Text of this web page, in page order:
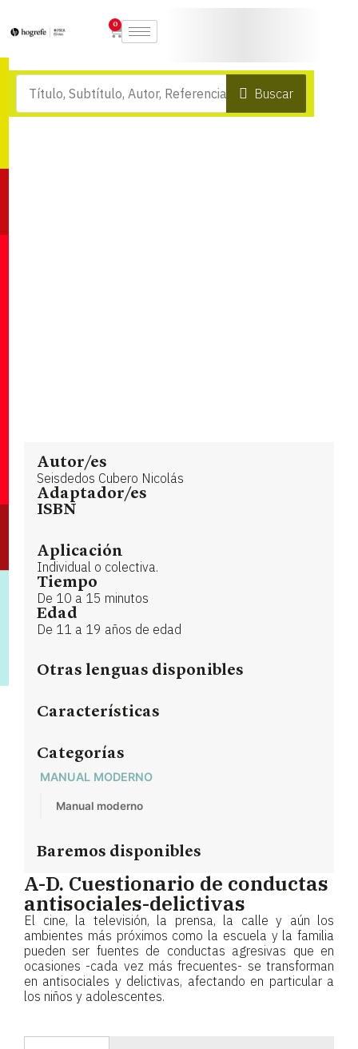
0
Buscar
Autor/es
Seisdedos Cubero Nicolás
Adaptador/es
ISBN
Aplicación
Individual o colectiva.
Tiempo
De 10 a 15 minutos
Edad
De 11 a 19 años de edad
Otras lenguas disponibles
Características
Categorías
MANUAL MODERNO
Manual moderno
Baremos disponibles
A-D. Cuestionario de conductas
antisociales-delictivas
El cine, la televisión, la prensa, la calle y aún los
ambientes más próximos como la escuela y la familia
pueden ser fuentes de conductas agresivas que en
ocasiones -cada vez más frecuentes- se transforman
en antisociales y delictivas, afectando en particular a
los niños y adolescentes.